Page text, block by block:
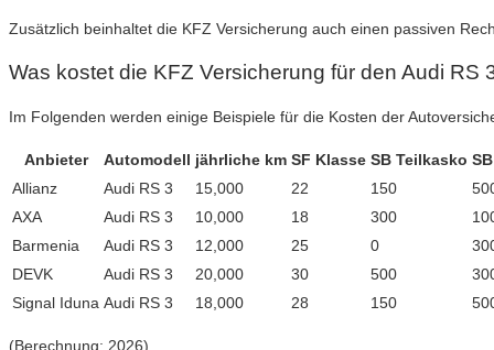
Zusätzlich beinhaltet die KFZ Versicherung auch einen passiven
Was kostet die KFZ Versicherung für den Audi RS
Im Folgenden werden einige Beispiele für die Kosten der
Anbieter Automodell jährliche km SF Klasse SB Teilkasko
Allianz
Audi RS 3 15,000 22 150
AXA
Audi RS 3 10,000 18 300
Barmenia
Audi RS 3 12,000 25 0
DEVK
Audi RS 3 20,000 30 500
Signal Iduna Audi RS 3 18,000 28 150
(Berechnung: 2026)